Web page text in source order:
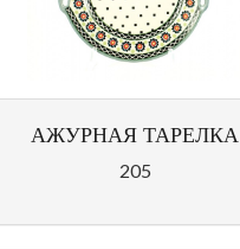
АЖУРНАЯ ТАРЕЛКА
205